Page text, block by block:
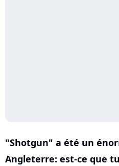
"Shotgun" a été un
Angleterre: est-ce que